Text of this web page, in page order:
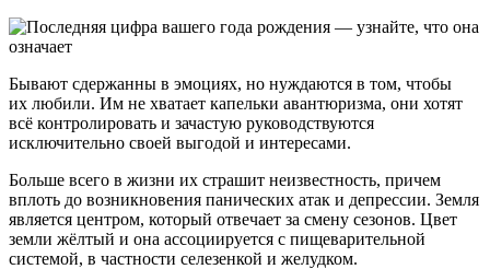
Бывают сдержанны в эмоциях, но нуждаются в том, чтобы
их любили. Им не хватает капельки авантюризма, они хотят
всё контролировать и зачастую руководствуются
исключительно своей выгодой и интересами.
Больше всего в жизни их страшит неизвестность, причем
вплоть до возникновения панических атак и депрессии. Земля
является центром, который отвечает за смену сезонов. Цвет
земли жёлтый и она ассоциируется с пищеварительной
системой, в частности селезенкой и желудком.